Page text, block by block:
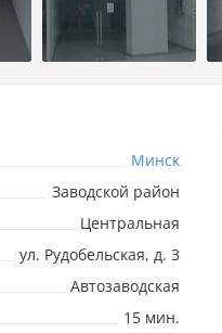
Минск
Заводской район
Центральная
ул. Рудобельская, д. 3
Автозаводская
15 мин.